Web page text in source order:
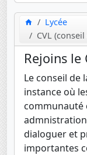
Lycée
CVL
Rejoins le
Le conseil de
instance où
communauté
dialoguer et
importantes